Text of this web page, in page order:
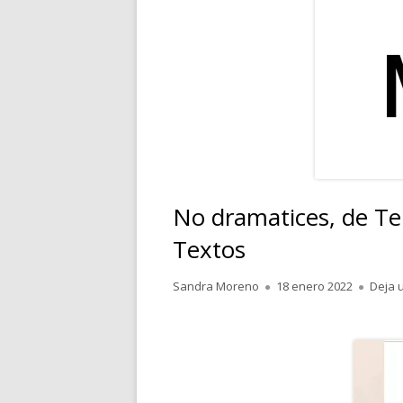
No dramatices, de
Textos
Autor
Sandra Moreno
Publicado
18 enero 2022 Deja